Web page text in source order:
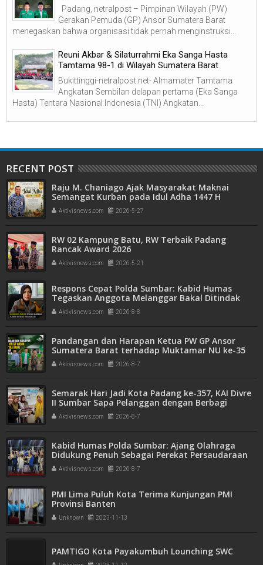
Padang, netralpost – Pimpinan Wilayah (PW)
Gerakan Pemuda (GP) Ansor Sumatera Barat
menegaskan bahwa organisasi tidak pernah menginstruksi...
Reuni Akbar & Silaturrahmi Eka Sanga Hasta
Tamtama 98-1 di Wilayah Sumatera Barat
Bukittinggi-netralpost.net- Almamater Tamtama
Angkatan Sembilan delapan pertama (Eka Sanga
Hasta) Tentara Nasional Indonesia (TNI) Angkatan...
RECENT POST
Raju M. Chaniago Ajak Masyarakat Maknai
Semangat Kurban pada Idul Adha 1447 H
Aktivisnews.com 2026-5-27
RW 02 Kampung Batu, RW Terbaik Padang
Rancak Award 2026
Aktivisnews.com 2026-5-21
Respons Cepat Polda Sumbar: Kabid Humas
Tegaskan Anggota Melanggar Bakal Ditindak
Tegas
Aktivisnews.com 2026-8-8
Pandangan dan Harapan Ketua PW GP Ansor
Sumatera Barat terhadap Muktamar NU ke-35
Aktivisnews.com 2026-8-7
Semarak Hari Jadi Kota Padang ke-357, KAI Divre
II Sumbar Sapa Pelanggan dengan Berbagi
Apresiasi di Stasiun Padang
Aktivisnews.com 2026-8-7
Kabid Humas Polda Sumbar: Ajang Olahraga
Didukung Penuh Sebagai Perekat Persaudaraan
dan Kamtibmas
Aktivisnews.com 2026-8-7
PMI Lima Puluh Kota Terima Kunjungan PMI
Provinsi Banten
Unknown 2023-11-13
PAMTIGO Kota Payakumbuh Lounching SWC